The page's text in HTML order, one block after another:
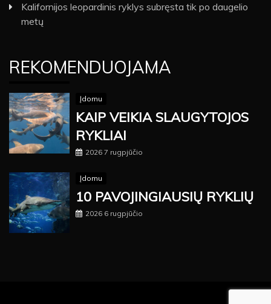
Kalifornijos leopardinis ryklys subręsta tik po daugelio
metų
REKOMENDUOJAMA
Įdomu
KAIP VEIKIA SLAUGYTOJOS
RYKLIAI
2026 7 rugpjūčio
Įdomu
10 PAVOJINGIAUSIŲ RYKLIŲ
2026 6 rugpjūčio